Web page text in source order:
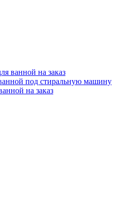
ванной на заказ
под стиральную машину
на заказ